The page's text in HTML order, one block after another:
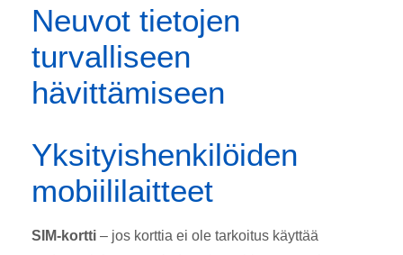
Neuvot tietojen
turvalliseen
hävittämiseen
Yksityishenkilöiden
mobiililaitteet
SIM-kortti – jos korttia ei ole tarkoitus käyttää